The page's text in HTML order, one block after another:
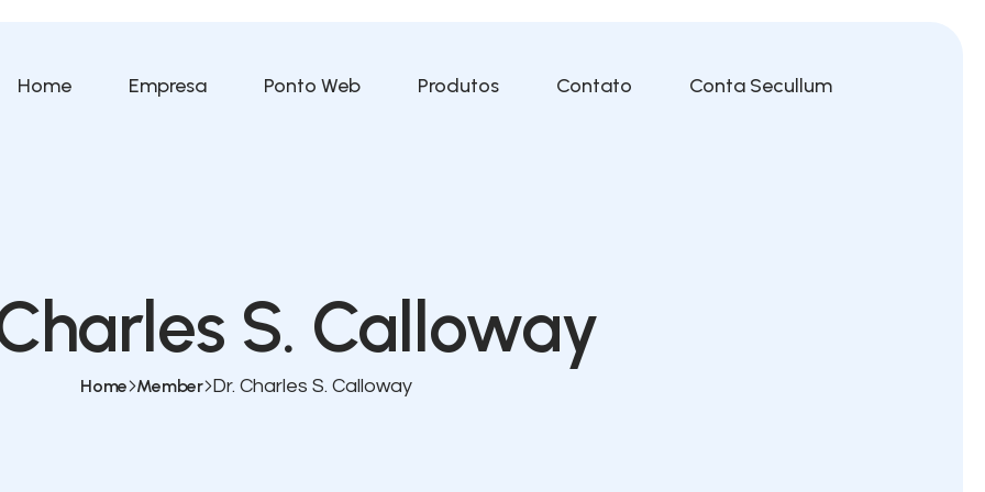
Home Empresa Ponto Web Produtos Contato Conta Secullum
S. Calloway
Home Member Dr. Charles S. Calloway